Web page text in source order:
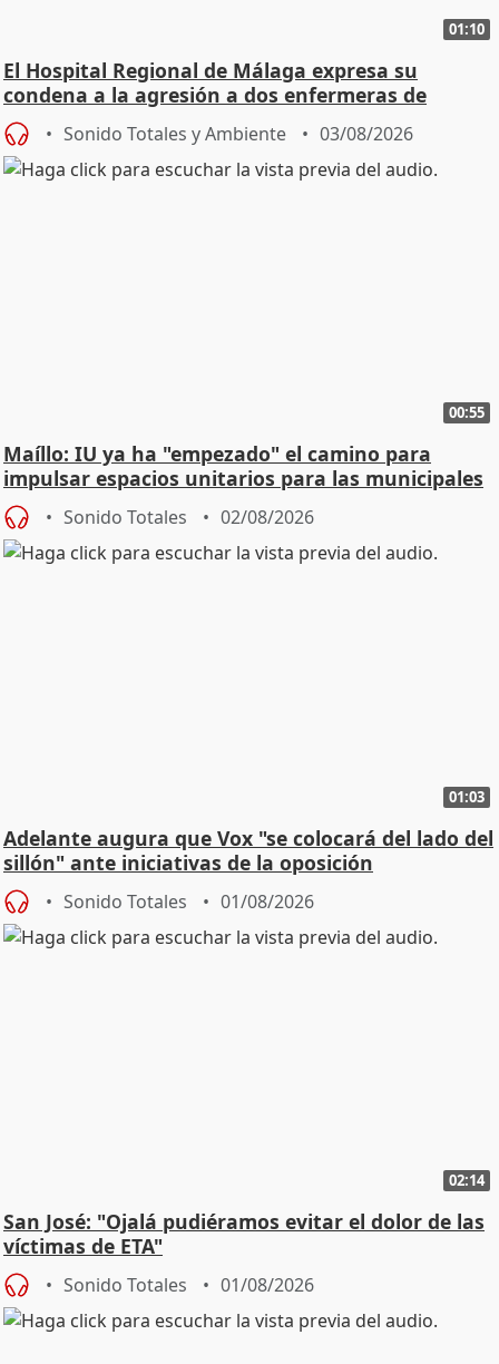
01:10
El Hospital Regional de Málaga expresa su
condena a la agresión a dos enfermeras de
Urgencias
Sonido Totales y Ambiente 03/08/2026
00:55
Maíllo: IU ya ha "empezado" el camino para
impulsar espacios unitarios para las municipales
Sonido Totales 02/08/2026
01:03
Adelante augura que Vox "se colocará del lado del
sillón" ante iniciativas de la oposición
Sonido Totales 01/08/2026
02:14
San José: "Ojalá pudiéramos evitar el dolor de las
víctimas de ETA"
Sonido Totales 01/08/2026